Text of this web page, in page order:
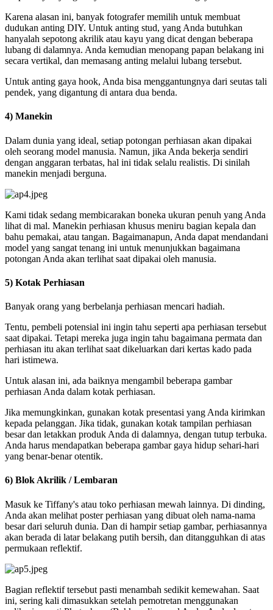
Karena alasan ini, banyak fotografer memilih untuk membuat
dudukan anting DIY. Untuk anting stud, yang Anda butuhkan
hanyalah sepotong akrilik atau kayu yang dicat dengan beberapa
lubang di dalamnya. Anda kemudian menopang papan belakang ini
secara vertikal, dan memasang anting melalui lubang tersebut.
Untuk anting gaya hook, Anda bisa menggantungnya dari seutas tali
pendek, yang digantung di antara dua benda.
4) Manekin
Dalam dunia yang ideal, setiap potongan perhiasan akan dipakai
oleh seorang model manusia. Namun, jika Anda bekerja sendiri
dengan anggaran terbatas, hal ini tidak selalu realistis. Di sinilah
manekin menjadi berguna.
Kami tidak sedang membicarakan boneka ukuran penuh yang Anda
lihat di mal. Manekin perhiasan khusus meniru bagian kepala dan
bahu pemakai, atau tangan. Bagaimanapun, Anda dapat mendandani
model yang sangat tenang ini untuk menunjukkan bagaimana
potongan Anda akan terlihat saat dipakai oleh manusia.
5) Kotak Perhiasan
Banyak orang yang berbelanja perhiasan mencari hadiah.
Tentu, pembeli potensial ini ingin tahu seperti apa perhiasan tersebut
saat dipakai. Tetapi mereka juga ingin tahu bagaimana permata dan
perhiasan itu akan terlihat saat dikeluarkan dari kertas kado pada
hari istimewa.
Untuk alasan ini, ada baiknya mengambil beberapa gambar
perhiasan Anda dalam kotak perhiasan.
Jika memungkinkan, gunakan kotak presentasi yang Anda kirimkan
kepada pelanggan. Jika tidak, gunakan kotak tampilan perhiasan
besar dan letakkan produk Anda di dalamnya, dengan tutup terbuka.
Anda harus mendapatkan beberapa gambar gaya hidup sehari-hari
yang benar-benar otentik.
6) Blok Akrilik / Lembaran
Masuk ke Tiffany's atau toko perhiasan mewah lainnya. Di dinding,
Anda akan melihat poster perhiasan yang dibuat oleh nama-nama
besar dari seluruh dunia. Dan di hampir setiap gambar, perhiasannya
akan berada di latar belakang putih bersih, dan ditangguhkan di atas
permukaan reflektif.
Bagian reflektif tersebut pasti menambah sedikit kemewahan. Saat
ini, sering kali dimasukkan setelah pemotretan menggunakan